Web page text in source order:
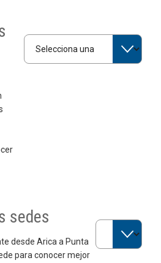
Selecciona una carrera
sedes
desde Arica a Punta
para conocer mejor
Selecciona una